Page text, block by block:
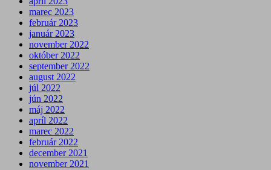
marec 2023
február 2023
január 2023
november 2022
október 2022
september 2022
august 2022
júl 2022
jún 2022
máj 2022
apríl 2022
marec 2022
február 2022
december 2021
november 2021